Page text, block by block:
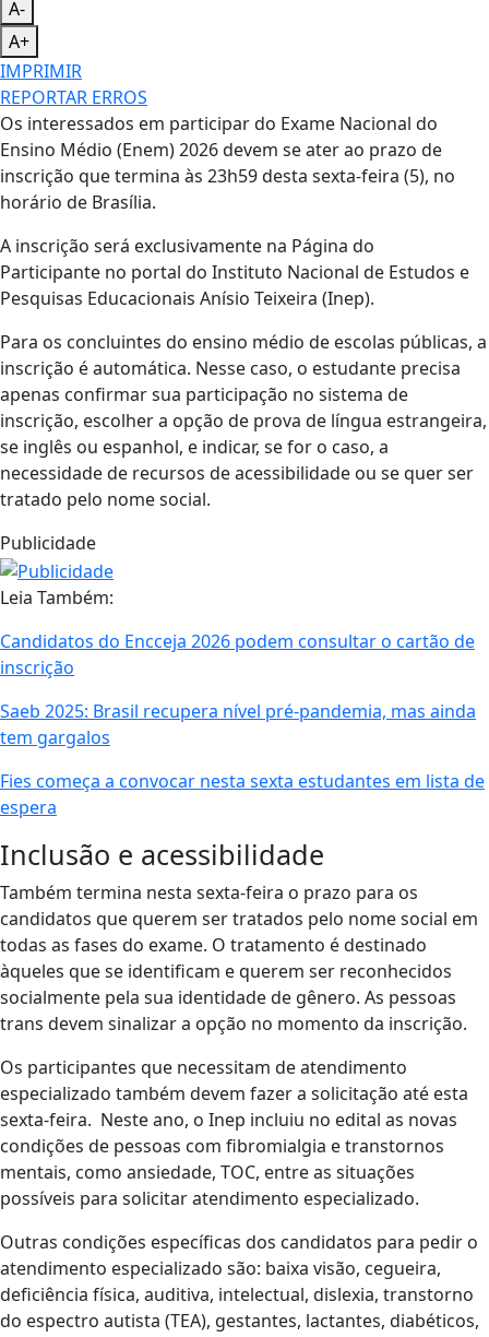
A-
A+
IMPRIMIR
REPORTAR ERROS
Os interessados em participar do Exame Nacional do
Ensino Médio (Enem) 2026 devem se ater ao prazo de
inscrição que termina às 23h59 desta sexta-feira (5), no
horário de Brasília.
A inscrição será exclusivamente na Página do
Participante no portal do Instituto Nacional de Estudos e
Pesquisas Educacionais Anísio Teixeira (Inep).
Para os concluintes do ensino médio de escolas públicas, a
inscrição é automática. Nesse caso, o estudante precisa
apenas confirmar sua participação no sistema de
inscrição, escolher a opção de prova de língua estrangeira,
se inglês ou espanhol, e indicar, se for o caso, a
necessidade de recursos de acessibilidade ou se quer ser
tratado pelo nome social.
Publicidade
Leia Também:
Candidatos do Encceja 2026 podem consultar o cartão de
inscrição
Saeb 2025: Brasil recupera nível pré-pandemia, mas ainda
tem gargalos
Fies começa a convocar nesta sexta estudantes em lista de
espera
Inclusão e acessibilidade
Também termina nesta sexta-feira o prazo para os
candidatos que querem ser tratados pelo nome social em
todas as fases do exame. O tratamento é destinado
àqueles que se identificam e querem ser reconhecidos
socialmente pela sua identidade de gênero. As pessoas
trans devem sinalizar a opção no momento da inscrição.
Os participantes que necessitam de atendimento
especializado também devem fazer a solicitação até esta
sexta-feira. Neste ano, o Inep incluiu no edital as novas
condições de pessoas com fibromialgia e transtornos
mentais, como ansiedade, TOC, entre as situações
possíveis para solicitar atendimento especializado.
Outras condições específicas dos candidatos para pedir o
atendimento especializado são: baixa visão, cegueira,
deficiência física, auditiva, intelectual, dislexia, transtorno
do espectro autista (TEA), gestantes, lactantes, diabéticos,